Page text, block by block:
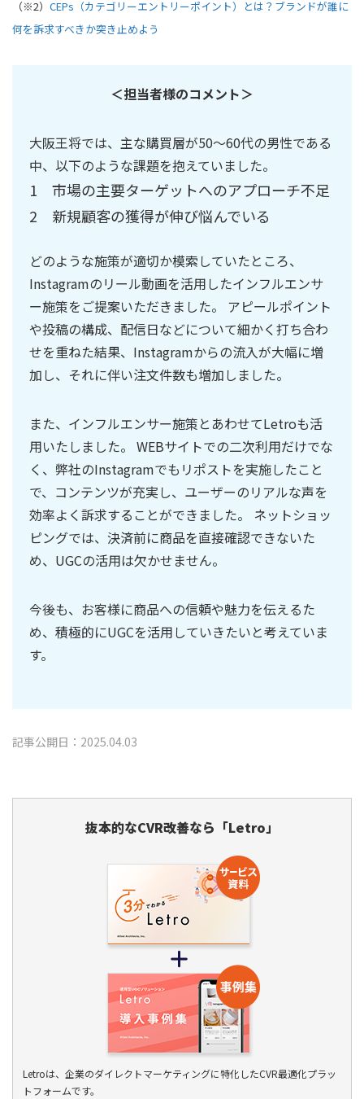
（※2） CEPs（カテゴリーエントリーポイント）とは？ブランドが誰に
何を訴求すべきか突き止めよう
＜担当者様のコメント＞
大阪王将では、主な購買層が50～60代の男性である
中、以下のような課題を抱えていました。
1 市場の主要ターゲットへのアプローチ不足
2 新規顧客の獲得が伸び悩んでいる
どのような施策が適切か模索していたところ、
Instagramのリール動画を活用したインフルエンサ
ー施策をご提案いただきました。 アピールポイント
や投稿の構成、配信日などについて細かく打ち合わ
せを重ねた結果、Instagramからの流入が大幅に増
加し、それに伴い注文件数も増加しました。
また、インフルエンサー施策とあわせてLetroも活
用いたしました。 WEBサイトでの二次利用だけでな
く、弊社のInstagramでもリポストを実施したこと
で、コンテンツが充実し、ユーザーのリアルな声を
効率よく訴求することができました。 ネットショッ
ピングでは、決済前に商品を直接確認できないた
め、UGCの活用は欠かせません。
今後も、お客様に商品への信頼や魅力を伝えるた
め、積極的にUGCを活用していきたいと考えていま
す。
記事公開日：2025.04.03
抜本的なCVR改善なら「Letro」
Letroは、企業のダイレクトマーケティングに特化したCVR最適化プラッ
トフォームです。